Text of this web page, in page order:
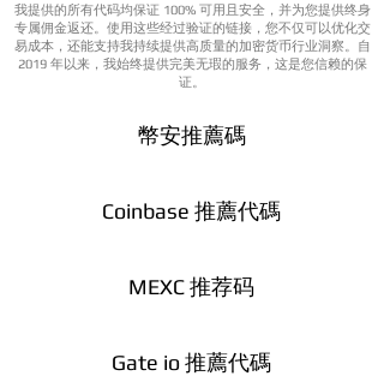
我提供的所有代码均保证 100% 可用且安全，并为您提供终身
专属佣金返还。使用这些经过验证的链接，您不仅可以优化交
易成本，还能支持我持续提供高质量的加密货币行业洞察。自
2019 年以来，我始终提供完美无瑕的服务，这是您信赖的保
证。
幣安推薦碼
Coinbase 推薦代碼
MEXC 推荐码
Gate io 推薦代碼